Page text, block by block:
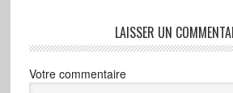
LAISSER UN
Votre commentaire